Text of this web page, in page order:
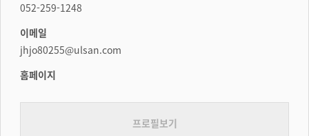
052-259-1248
이메일
jhjo80255@ulsan.com
홈페이지
프로필보기